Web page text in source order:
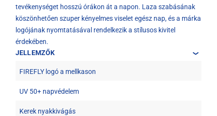
tevékenységet hosszú órákon át a napon. Laza szabásának
köszönhetően szuper kényelmes viselet egész nap, és a márka
logójának nyomtatásával rendelkezik a stílusos kivitel
érdekében.
JELLEMZŐK
FIREFLY logó a mellkason
UV 50+ napvédelem
Kerek nyakkivágás